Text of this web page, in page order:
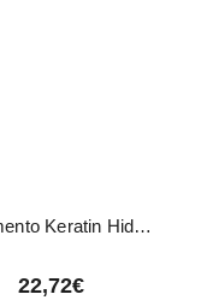
Tratamento Keratin Hidratação Profunda Nirvel
22,72€